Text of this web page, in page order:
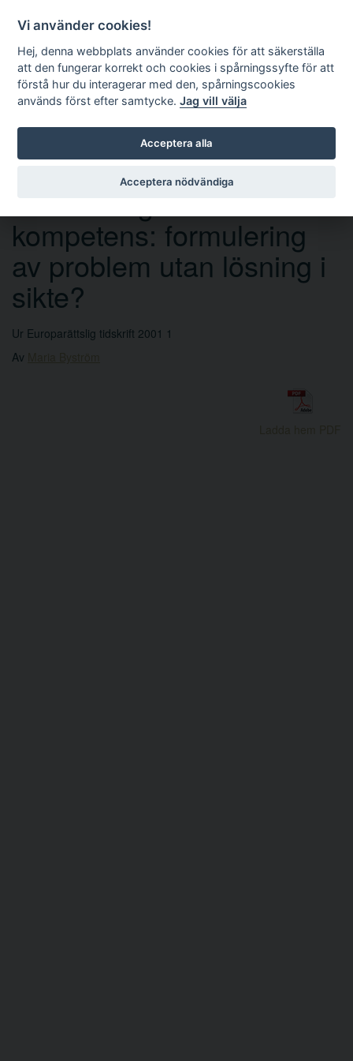
Sök
kompetens: formulering
av problem utan lösning i
sikte?
Ur Europarättslig tidskrift 2001 1
Av
Vi använder cookies!
Hej, denna webbplats använder cookies för att säkerställa
att den fungerar korrekt och cookies i spårningssyfte för att
förstå hur du interagerar med den, spårningscookies
används först efter samtycke.Jag vill välja
Acceptera alla
Acceptera nödvändiga